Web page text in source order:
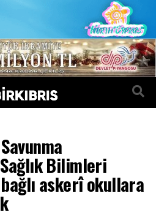
Bilimleri
askerî okullara